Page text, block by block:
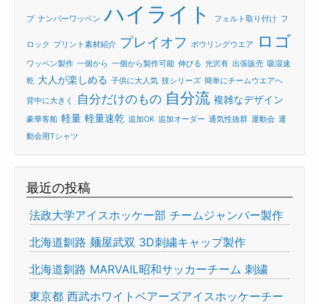
ブ ナンバーワッペン ハイライト フェルト取り付け フ
ロック プリント素材紹介 プレイオフ ボウリングウエア ロゴ
ワッペン製作 一個から 一個から製作可能 伸びる 光沢有 出張販売 吸湿速
乾 大人が楽しめる 子供に大人気 技シリーズ 簡単にチームウエアへ
背中に大きく 自分だけのもの 自分流 複雑なデザイン
豪華客船 軽量 軽量速乾 追加OK 追加オーダー 通気性抜群 運動会 運
動会用Tシャツ
最近の投稿
法政大学アイスホッケー部 チームジャンバー製作
北海道釧路 麺屋武双 3D刺繍キャップ製作
北海道釧路 MARVAIL昭和サッカーチーム 刺繍
東京都 西武ホワイトベアーズアイスホッケーチー